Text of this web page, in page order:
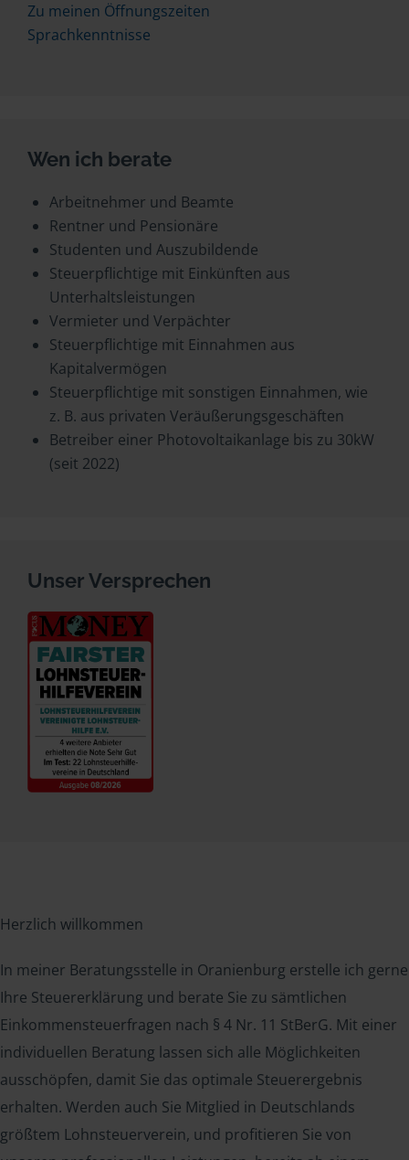
Zu meinen Öffnungszeiten
Sprachkenntnisse
Wen ich berate
Arbeitnehmer und Beamte
Rentner und Pensionäre
Studenten und Auszubildende
Steuerpflichtige mit Einkünften aus
Unterhaltsleistungen
Vermieter und Verpächter
Steuerpflichtige mit Einnahmen aus
Kapitalvermögen
Steuerpflichtige mit sonstigen Einnahmen, wie
z. B. aus privaten Veräußerungsgeschäften
Betreiber einer Photovoltaikanlage bis zu 30kW
(seit 2022)
Unser Versprechen
Herzlich willkommen
In meiner Beratungsstelle in Oranienburg erstelle ich gerne
Ihre Steuererklärung und berate Sie zu sämtlichen
Einkommensteuerfragen nach § 4 Nr. 11 StBerG. Mit einer
individuellen Beratung lassen sich alle Möglichkeiten
ausschöpfen, damit Sie das optimale Steuerergebnis
erhalten. Werden auch Sie Mitglied in Deutschlands
größtem Lohnsteuerverein, und profitieren Sie von